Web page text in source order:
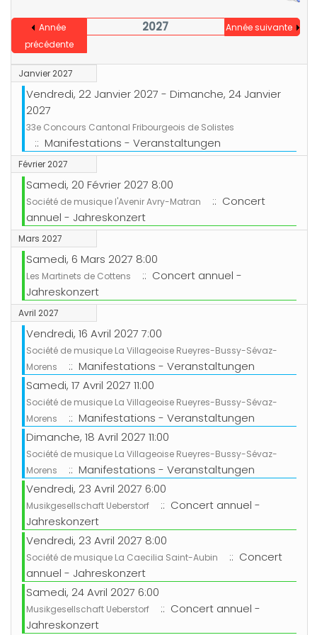
Année
précédente
2027 Année suivante
Janvier 2027
Vendredi, 22 Janvier 2027 - Dimanche, 24 Janvier
2027
33e Concours Cantonal Fribourgeois de Solistes
:: Manifestations - Veranstaltungen
Février 2027
Samedi, 20 Février 2027 8:00
Société de musique l'Avenir Avry-Matran
:: Concert
annuel - Jahreskonzert
Mars 2027
Samedi, 6 Mars 2027 8:00
Les Martinets de Cottens
:: Concert annuel -
Jahreskonzert
Avril 2027
Vendredi, 16 Avril 2027 7:00
Société de musique La Villageoise Rueyres-Bussy-Sévaz-
Morens
:: Manifestations - Veranstaltungen
Samedi, 17 Avril 2027 11:00
Société de musique La Villageoise Rueyres-Bussy-Sévaz-
Morens
:: Manifestations - Veranstaltungen
Dimanche, 18 Avril 2027 11:00
Société de musique La Villageoise Rueyres-Bussy-Sévaz-
Morens
:: Manifestations - Veranstaltungen
Vendredi, 23 Avril 2027 6:00
Musikgesellschaft Ueberstorf
:: Concert annuel -
Jahreskonzert
Vendredi, 23 Avril 2027 8:00
Société de musique La Caecilia Saint-Aubin
:: Concert
annuel - Jahreskonzert
Samedi, 24 Avril 2027 6:00
Musikgesellschaft Ueberstorf
:: Concert annuel -
Jahreskonzert